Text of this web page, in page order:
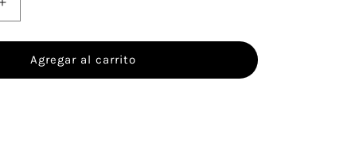
Aumentar
cantidad
para
AlizéeAgregar al carrito